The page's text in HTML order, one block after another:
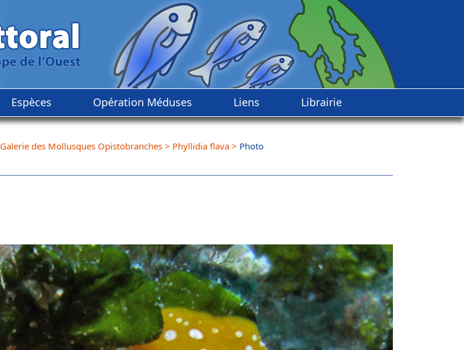
Espèces Opération Méduses Liens Librairie
Galerie des Mollusques Opistobranches > Phyllidia flava > Photo